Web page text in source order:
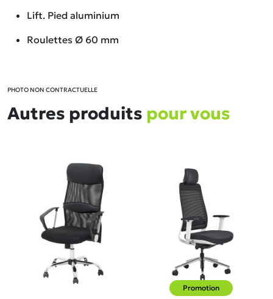
Lift. Pied aluminium
Roulettes Ø 60 mm
PHOTO NON CONTRACTUELLE
Autres produits pour vous
-25%
Promotion